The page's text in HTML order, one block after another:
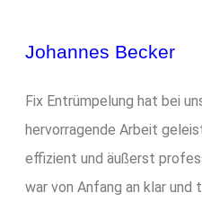
Johannes Becker
Fix Entrümpelung hat bei
hervorragende Arbeit
effizient und äußerst
war von Anfang an klar und